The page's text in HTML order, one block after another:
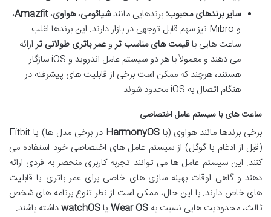
سایر برندهای محبوب: برندهایی مانندشیائومی،هواوی،Amazfit،
و Mibro نیز سهم قابل توجهی در بازار دارند. این برندها اغلب
ساعت هایی باقیمت های مناسب تروعمر باتری طولانی ترارائه
می دهند و معمولاً با هر دو سیستم عامل اندروید و iOS سازگار
هستند، هرچند که ممکن است برخی از قابلیت های پیشرفته در
هنگام اتصال به iOS محدود شوند.
ساعت های با سیستم عامل اختصاصی
برخی برندها مانند هواوی (با HarmonyOS
در برخی مدل ها) یا Fitbit
(قبل از ادغام با گوگل) از سیستم عامل های اختصاصی خود استفاده می
کنند. این سیستم عامل ها می توانند تجربه کاربری منحصر به فردی ارائه
دهند و گاهی اوقات بهینه سازی های خاصی برای عمر باتری یا قابلیت
های خاص دارند. با این حال، ممکن است از نظر تنوع برنامه های شخص
ثالث، محدودیت هایی نسبت به Wear OS یاwatchOSداشته باشند.